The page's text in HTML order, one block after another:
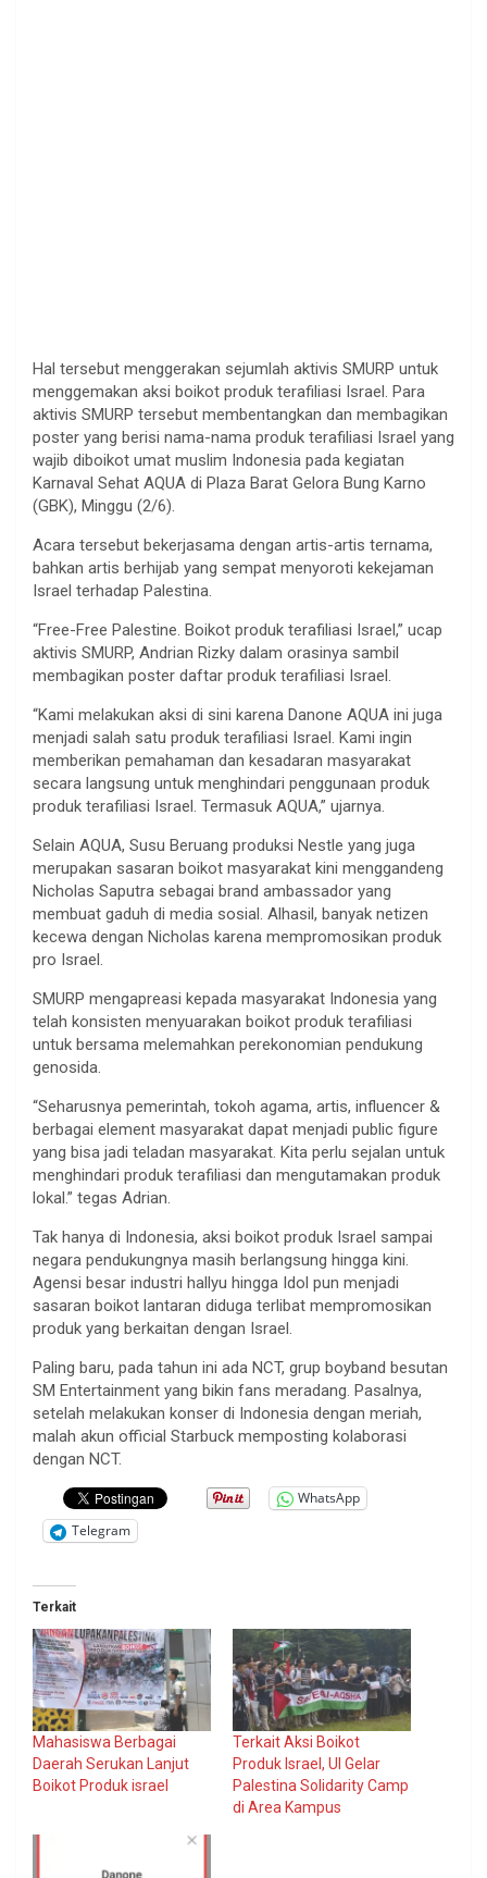
Hal tersebut menggerakan sejumlah aktivis SMURP untuk
menggemakan aksi boikot produk terafiliasi Israel. Para
aktivis SMURP tersebut membentangkan dan membagikan
poster yang berisi nama-nama produk terafiliasi Israel yang
wajib diboikot umat muslim Indonesia pada kegiatan
Karnaval Sehat AQUA di Plaza Barat Gelora Bung Karno
(GBK), Minggu (2/6).
Acara tersebut bekerjasama dengan artis-artis ternama,
bahkan artis berhijab yang sempat menyoroti kekejaman
Israel terhadap Palestina.
“Free-Free Palestine. Boikot produk terafiliasi Israel,” ucap
aktivis SMURP, Andrian Rizky dalam orasinya sambil
membagikan poster daftar produk terafiliasi Israel.
“Kami melakukan aksi di sini karena Danone AQUA ini juga
menjadi salah satu produk terafiliasi Israel. Kami ingin
memberikan pemahaman dan kesadaran masyarakat
secara langsung untuk menghindari penggunaan produk
produk terafiliasi Israel. Termasuk AQUA,” ujarnya.
Selain AQUA, Susu Beruang produksi Nestle yang juga
merupakan sasaran boikot masyarakat kini menggandeng
Nicholas Saputra sebagai brand ambassador yang
membuat gaduh di media sosial. Alhasil, banyak netizen
kecewa dengan Nicholas karena mempromosikan produk
pro Israel.
SMURP mengapreasi kepada masyarakat Indonesia yang
telah konsisten menyuarakan boikot produk terafiliasi
untuk bersama melemahkan perekonomian pendukung
genosida.
“Seharusnya pemerintah, tokoh agama, artis, influencer &
berbagai element masyarakat dapat menjadi public figure
yang bisa jadi teladan masyarakat. Kita perlu sejalan untuk
menghindari produk terafiliasi dan mengutamakan produk
lokal.” tegas Adrian.
Tak hanya di Indonesia, aksi boikot produk Israel sampai
negara pendukungnya masih berlangsung hingga kini.
Agensi besar industri hallyu hingga Idol pun menjadi
sasaran boikot lantaran diduga terlibat mempromosikan
produk yang berkaitan dengan Israel.
Paling baru, pada tahun ini ada NCT, grup boyband besutan
SM Entertainment yang bikin fans meradang. Pasalnya,
setelah melakukan konser di Indonesia dengan meriah,
malah akun official Starbuck memposting kolaborasi
dengan NCT.
WhatsApp
Telegram
Terkait
Mahasiswa Berbagai
Daerah Serukan Lanjut
Boikot Produk israel
Terkait Aksi Boikot
Produk Israel, UI Gelar
Palestina Solidarity Camp
di Area Kampus